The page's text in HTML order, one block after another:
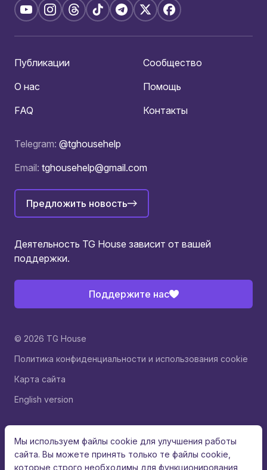
Telegram: @tghousehelp
Email: tghousehelp@gmail.com
Предложить новость
Публикации
Сообщество
О нас
Помощь
FAQ
Контакты
Деятельность TG House зависит от вашей
поддержки.
Поддержите нас
© 2026 TG House
Политика конфиденциальности и использования cookie
Карта сайта
English version
Мы используем файлы cookie для улучшения работы
сайта. Вы можете принять только те файлы cookie,
которые строго необходимы для функционирования